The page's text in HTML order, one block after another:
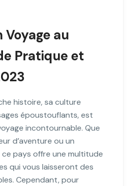
Voyage au
Pratique et
histoire, sa culture
époustouflants, est
incontournable. Que
d’aventure ou un
pays offre une multitude
qui vous laisseront des
Cependant, pour